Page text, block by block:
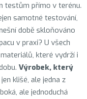
JOY.BIKE
testům přímo v terénu.
samotné testování,
době skloňováno
v praxi? U všech
které vydrží i
Výrobek, který
klišé, ale jedna z
ale jednoduchá